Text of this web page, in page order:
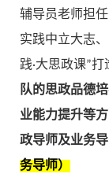
辅导员老师担
实践中立大志
践·大思政课”打
队的思政品德
业能力提升等
政导师及业务导
务导师）